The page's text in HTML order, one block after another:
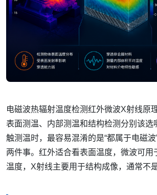
电磁波热辐射温度检测红外微波X射线原
表面测温、内部测温和结构检测分别该选
触测温时，最容易混淆的是“都属于电磁波
两件事。红外适合看表面温度，微波可用
温度，X射线主要用于结构成像，通常不